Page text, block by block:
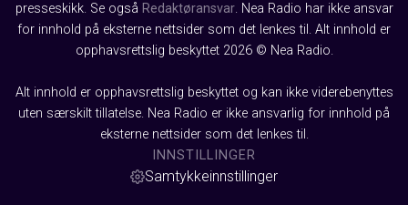
presseskikk. Se også Redaktøransvar. Nea Radio har ikke ansvar
for innhold på eksterne nettsider som det lenkes til. Alt innhold er
opphavsrettslig beskyttet 2026 © Nea Radio.
Alt innhold er opphavsrettslig beskyttet og kan ikke viderebenyttes
uten særskilt tillatelse. Nea Radio er ikke ansvarlig for innhold på
eksterne nettsider som det lenkes til.
INNSTILLINGER
Samtykkeinnstillinger